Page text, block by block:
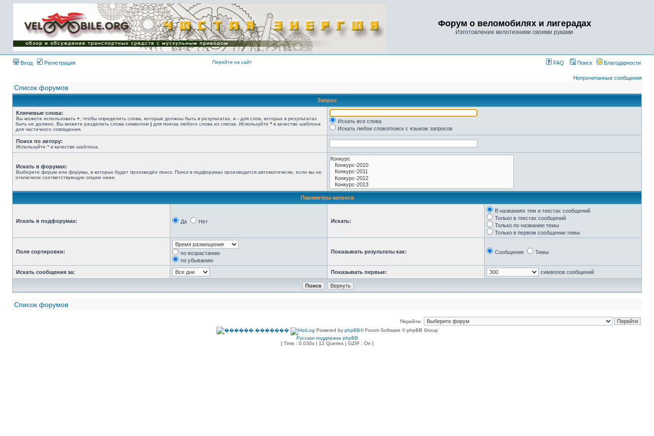
Имя пользователя:
Пароль:
{ LOG_ME_IN_SHORT
}
Форум о веломобилях и лигерадах
Изготовление велотехники своими руками
Вход Регистрация Перейти на сайт FAQ Поиск Благодарности
Непрочитанные сообщения
Список форумов
Запрос
Ключевые слова:
Вы можете использовать + , чтобы определить слова, которые должны быть в результатах, и - для слов, которых в результатах
быть не должно. Вы можете разделить слова символом | для поиска любого слова из списка. Используйте * в качестве шаблона
для частичного совпадения.
Искать все слова
Искать любое слово/поиск с языком запросов
Поиск по автору:
Используйте * в качестве шаблона.
Искать в форумах:
Выберите форум или форумы, в которых будет произведён поиск. Поиск в подфорумах производится автоматически, если вы не
отключили соответствующую опцию ниже.
Параметры запроса
Искать в подфорумах: Да Нет Искать:
В названиях тем и текстах сообщений
Только в текстах сообщений
Только по названию темы
Только в первом сообщении темы
Поле сортировки:
по возрастанию
по убыванию
Показывать результаты как: Сообщения Темы
Искать сообщения за: Показывать первые: символов сообщений
Список форумов
Перейти:
Powered by phpBB® Forum Software © phpBB Group
Русская поддержка phpBB
[ Time : 0.030s | 12 Queries | GZIP : On ]